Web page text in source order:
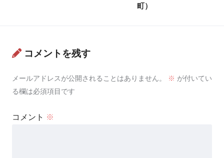
町）
コメントを残す
メールアドレスが公開されることはありません。 ※ が付いてい
る欄は必須項目です
コメント ※